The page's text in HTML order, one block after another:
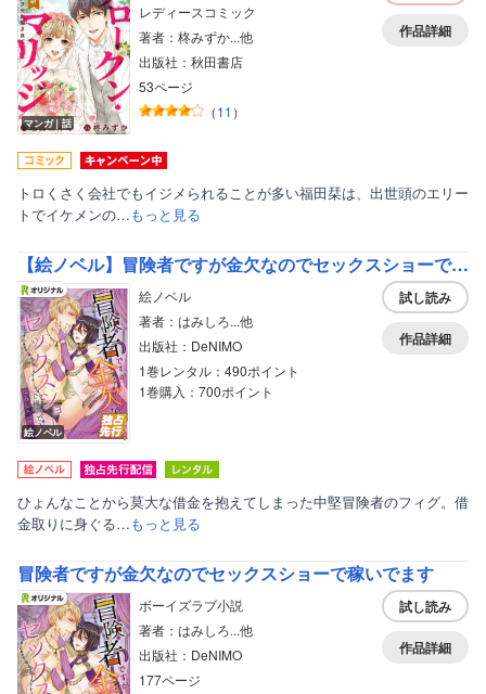
マンガ｜話
レディースコミック
著者：柊みずか...他
出版社：秋田書店
53ページ
（11 ）
作品詳細
トロくさく会社でもイジメられることが多い福田栞は、出世頭のエリー
トでイケメンの…もっと見る
【絵ノベル】冒険者ですが金欠なのでセックスショーで稼いでます
絵ノベル
絵ノベル
著者：はみしろ...他
出版社：DeNIMO
1巻レンタル：490ポイント
1巻購入：700ポイント
試し読み
作品詳細
ひょんなことから莫大な借金を抱えてしまった中堅冒険者のフィグ。借
金取りに身ぐる…もっと見る
冒険者ですが金欠なのでセックスショーで稼いでます
ボーイズラブ小説
著者：はみしろ...他
出版社：DeNIMO
177ページ
試し読み
作品詳細